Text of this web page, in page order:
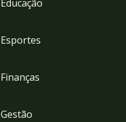
Educação
Esportes
Finanças
Gestão